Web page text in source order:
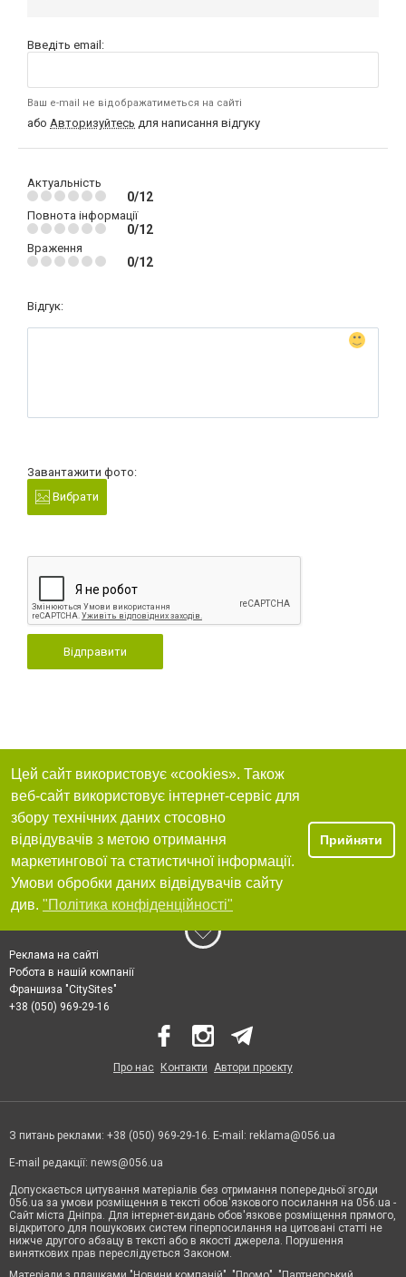
Введіть email:
Ваш e-mail не відображатиметься на сайті
або Авторизуйтесь для написання відгуку
Актуальність
0/12
Повнота інформації
0/12
Враження
0/12
Відгук:
Завантажити фото:
Вибрати
Відправити
Цей сайт використовує «cookies». Також
веб-сайт використовує інтернет-сервіс для
збору технічних даних стосовно
відвідувачів з метою отримання
маркетингової та статистичної інформації.
Умови обробки даних відвідувачів сайту
див. "Політика конфіденційності"
Прийняти
Реклама на сайті
Робота в нашій компанії
Франшиза "CitySites"
+38 (050) 969-29-16
Про нас Контакти Автори проєкту
З питань реклами: +38 (050) 969-29-16. E-mail: reklama@056.ua
E-mail редакції: news@056.ua
Допускається цитування матеріалів без отримання попередньої згоди
056.ua за умови розміщення в тексті обов'язкового посилання на 056.ua -
Сайт міста Дніпра. Для інтернет-видань обов'язкове розміщення прямого,
відкритого для пошукових систем гіперпосилання на цитовані статті не
нижче другого абзацу в тексті або в якості джерела. Порушення
виняткових прав переслідується Законом.